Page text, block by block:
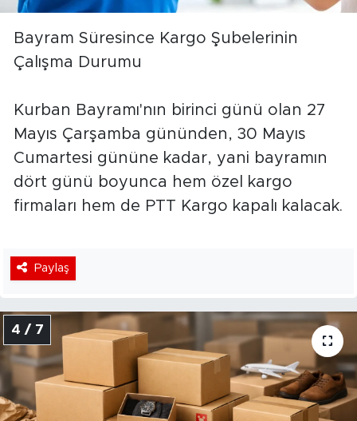
Bayram Süresince Kargo Şubelerinin
Çalışma Durumu
Kurban Bayramı'nın birinci günü olan 27
Mayıs Çarşamba gününden, 30 Mayıs
Cumartesi gününe kadar, yani bayramın
dört günü boyunca hem özel kargo
firmaları hem de PTT Kargo kapalı kalacak.
Paylaş
4 / 7